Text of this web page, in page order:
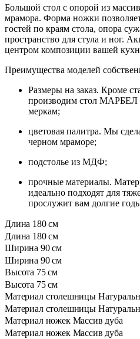
Большой стол с опорой из
мрамора. Форма ножки
гостей по краям стола, опора
пространство для стула и ног.
центром композиции вашей
Преимущества моделей
Размеры на заказ. Кроме
производим стол
меркам;
цветовая палитра. Мы
черном мраморе;
подстолье из МДФ;
прочные материалы.
идеально подходят для
прослужит вам долгие
Длина 180 см
Длина 180 см
Ширина 90 см
Ширина 90 см
Высота 75 см
Высота 75 см
Материал столешницы
Материал столешницы
Материал ножек Массив дуба
Материал ножек Массив дуба